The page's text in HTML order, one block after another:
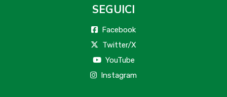
SEGUICI
Facebook
Twitter/X
YouTube
Instagram